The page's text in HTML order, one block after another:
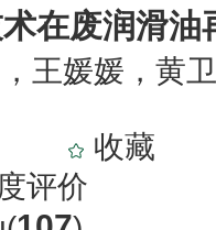
在废润滑油
王媛媛，黄
收藏
评价